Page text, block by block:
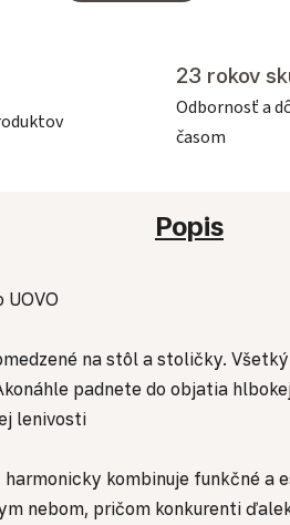
23 rokov
Odbornosť a
časom
Popis
UOVO
na stôl a stoličky.
padnete do objatia
lenivosti
harmonicky kombinuje funkčné
nebom, pričom konkurenti